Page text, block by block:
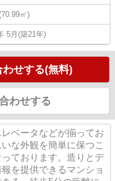
㎡)
5月(築21年)
せする(無料)
わせする
ベータなどが揃ってお
な外観を簡単に保つこ
ております。造りとデ
を提供できるマンショ